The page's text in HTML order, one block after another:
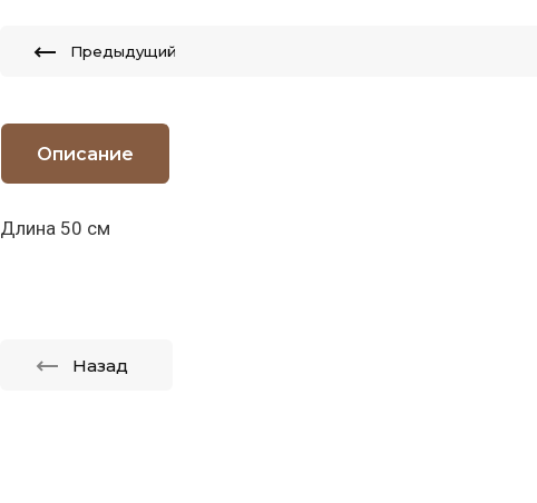
Предыдущий
Описание
Длина 50 см
Назад